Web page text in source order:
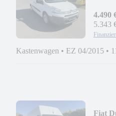
4.490
5.343
Kastenwagen • EZ 04/2015 •
Fiat